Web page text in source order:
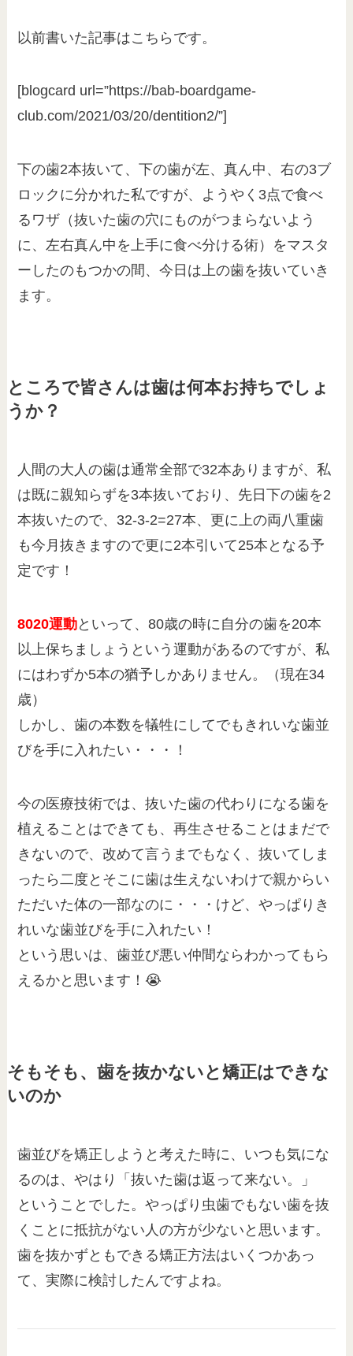
以前書いた記事はこちらです。
[blogcard url=”https://bab-boardgame-
club.com/2021/03/20/dentition2/”]
下の歯2本抜いて、下の歯が左、真ん中、右の3ブ
ロックに分かれた私ですが、ようやく3点で食べ
るワザ（抜いた歯の穴にものがつまらないよう
に、左右真ん中を上手に食べ分ける術）をマスタ
ーしたのもつかの間、今日は上の歯を抜いていき
ます。
ところで皆さんは歯は何本お持ちでしょ
うか？
人間の大人の歯は通常全部で32本ありますが、私
は既に親知らずを3本抜いており、先日下の歯を2
本抜いたので、32-3-2=27本、更に上の両八重歯
も今月抜きますので更に2本引いて25本となる予
定です！
8020運動といって、80歳の時に自分の歯を20本
以上保ちましょうという運動があるのですが、私
にはわずか5本の猶予しかありません。（現在34
歳）
しかし、歯の本数を犠牲にしてでもきれいな歯並
びを手に入れたい・・・！
今の医療技術では、抜いた歯の代わりになる歯を
植えることはできても、再生させることはまだで
きないので、改めて言うまでもなく、抜いてしま
ったら二度とそこに歯は生えないわけで親からい
ただいた体の一部なのに・・・けど、やっぱりき
れいな歯並びを手に入れたい！
という思いは、歯並び悪い仲間ならわかってもら
えるかと思います！😭
そもそも、歯を抜かないと矯正はできな
いのか
歯並びを矯正しようと考えた時に、いつも気にな
るのは、やはり「抜いた歯は返って来ない。」
ということでした。やっぱり虫歯でもない歯を抜
くことに抵抗がない人の方が少ないと思います。
歯を抜かずともできる矯正方法はいくつかあっ
て、実際に検討したんですよね。